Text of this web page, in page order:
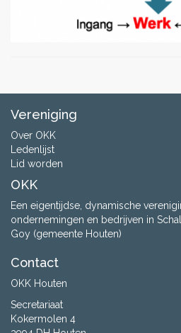
Vereniging
Over OKK
Ledenlijst
Lid worden
OKK
Een eigentijdse, dynamische
ondernemingen en bedrijven in
Goy (gemeente Houten)
Contact
OKK Houten
Secretariaat
Kokermolen 4